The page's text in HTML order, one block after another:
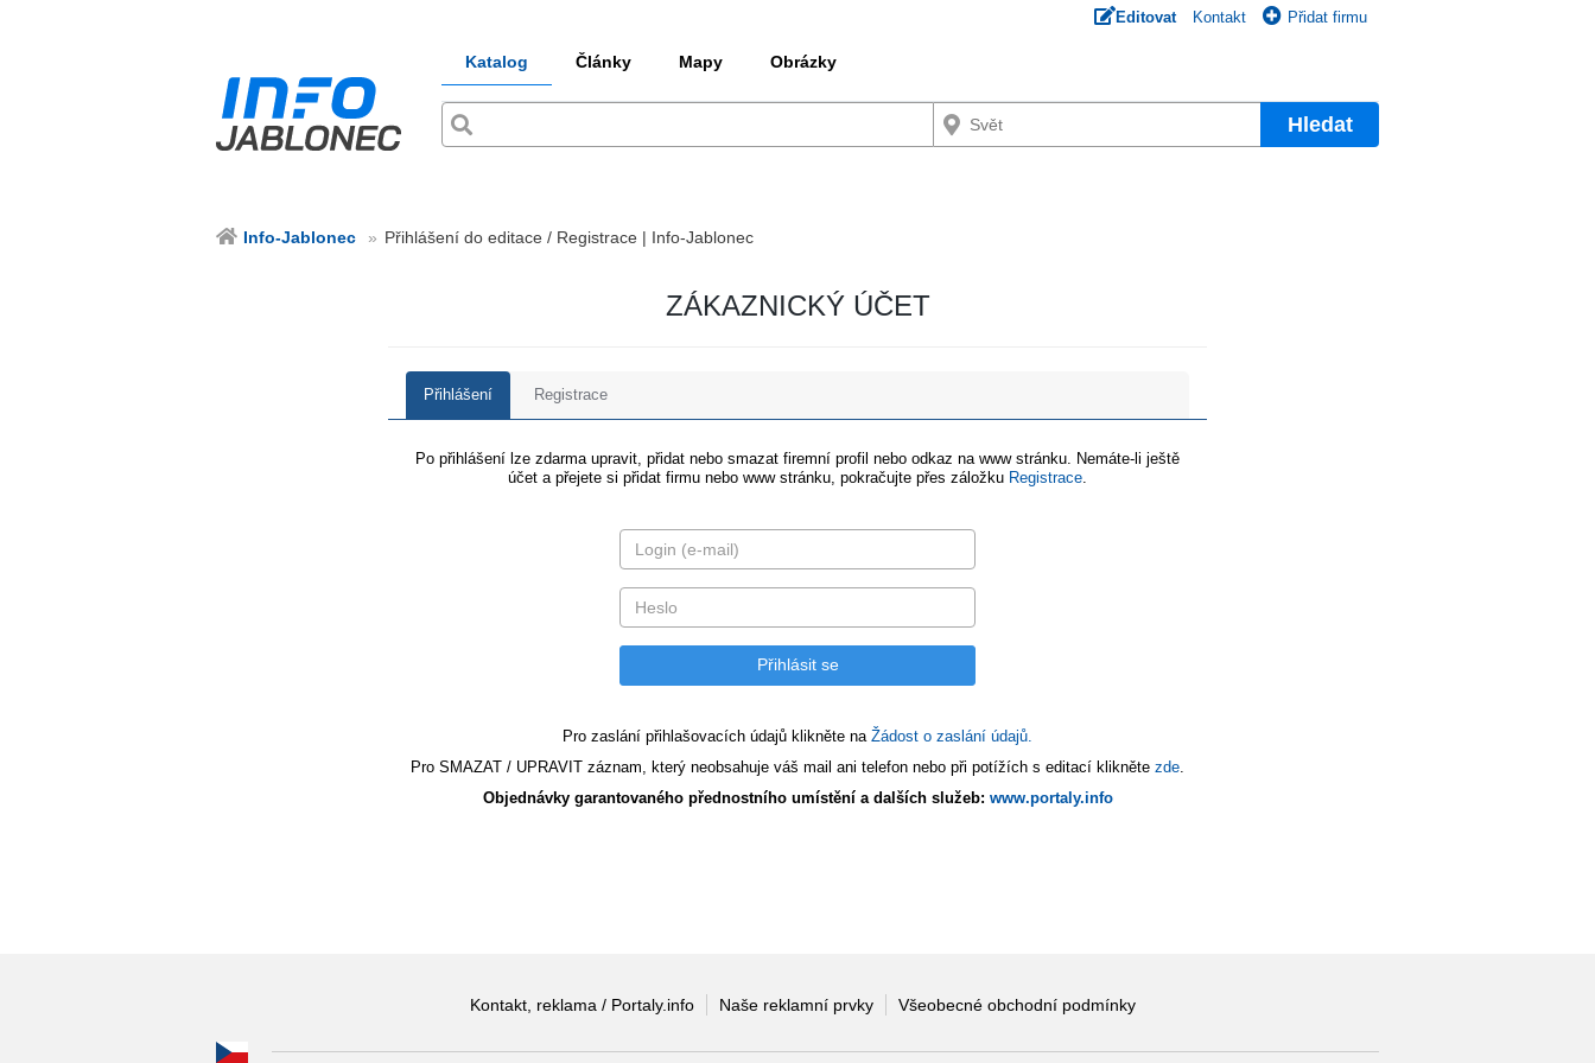
Editovat Kontakt Přidat firmu
Katalog Články Mapy Obrázky
Hledat
Info-Jablonec Přihlášení do editace / Registrace | Info-Jablonec
ZÁKAZNICKÝ ÚČET
Přihlášení Registrace
Po přihlášení lze zdarma upravit, přidat nebo smazat firemní profil nebo odkaz na www stránku. Nemáte-li ještě
účet a přejete si přidat firmu nebo www stránku, pokračujte přes záložku Registrace
Pro zaslání přihlašovacích údajů klikněte na Žádost o zaslání údajů.
Pro SMAZAT / UPRAVIT záznam, který neobsahuje váš mail ani telefon nebo při potížích s editací klikněte zde
Objednávky garantovaného přednostního umístění a dalších služeb: www.portaly.info
Kontakt, reklama / Portaly.info Naše reklamní prvky Všeobecné obchodní podmínky